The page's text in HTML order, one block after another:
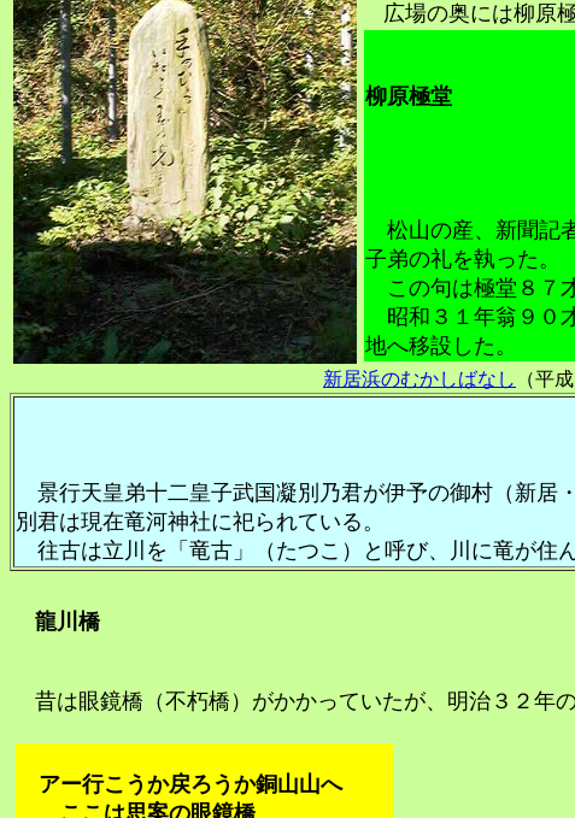
広場の奥には柳原
柳原極堂
松山の産、新聞記
子弟の礼を執った。
この句は極堂８７
昭和３１年翁９０
地へ移設した。
新居浜のむかしばなし （平
景行天皇弟十二皇子武国凝別乃君が伊予の御村（新居
別君は現在竜河神社に祀られている。
往古は立川を「竜古」（たつこ）と呼び、川に竜が住
龍川橋
昔は眼鏡橋（不朽橋）がかかっていたが、明治３２年
アー行こうか戻ろうか銅山山へ